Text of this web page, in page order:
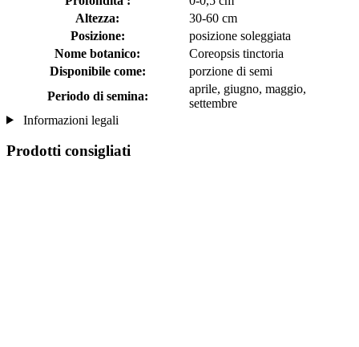
Altezza:
30-60 cm
Posizione:
posizione soleggiata
Nome botanico:
Coreopsis tinctoria
Disponibile come:
porzione di semi
Periodo di semina:
aprile, giugno, maggio,
settembre
Informazioni legali
Prodotti consigliati